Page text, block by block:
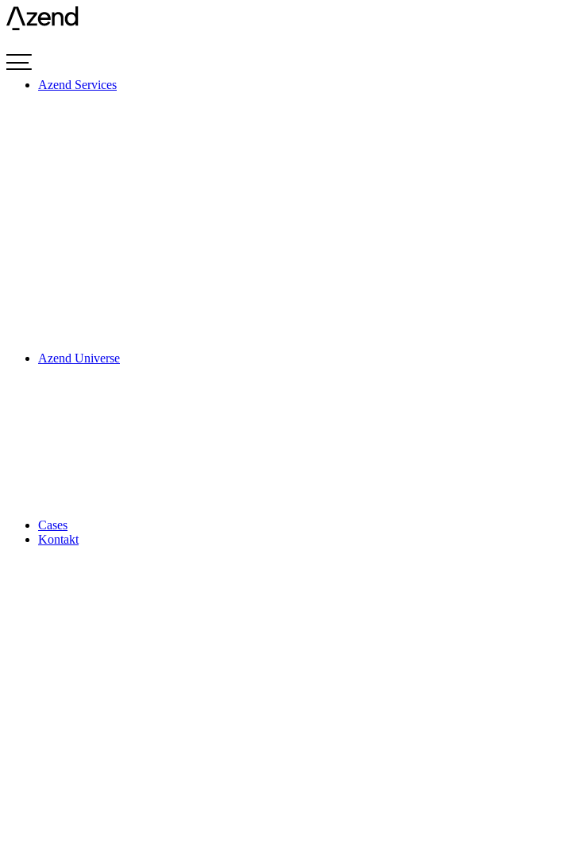
Videre
til
Azend Services
Azend Universe
Cases
Kontakt